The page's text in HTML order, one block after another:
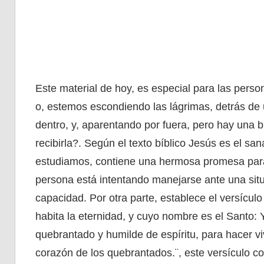
Este material de hoy, es especial para las
o, estemos escondiendo las lágrimas, detrás
dentro, y, aparentando por fuera, pero hay una
recibirla?. Según el texto bíblico Jesús es el
estudiamos, contiene una hermosa promesa
persona está intentando manejarse ante una
capacidad. Por otra parte, establece el
habita la eternidad, y cuyo nombre es el Santo:
quebrantado y humilde de espíritu, para hacer
corazón de los quebrantados.¨, este versículo